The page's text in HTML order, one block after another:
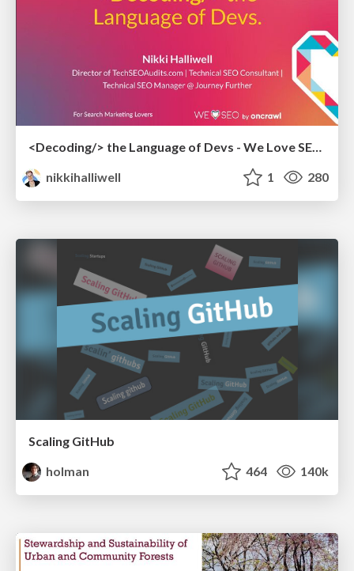
<Decoding/> the Language of Devs - We Love SEO 2024
nikkihalliwell
1 280
Scaling GitHub
holman
464 140k